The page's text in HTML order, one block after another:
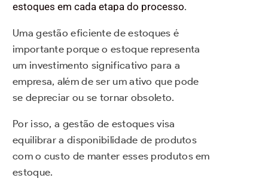
estoques em cada etapa do processo.
Uma gestão eficiente de estoques é
importante porque o estoque representa
um investimento significativo para a
empresa, além de ser um ativo que pode
se depreciar ou se tornar obsoleto.
Por isso, a gestão de estoques visa
equilibrar a disponibilidade de produtos
com o custo de manter esses produtos em
estoque.